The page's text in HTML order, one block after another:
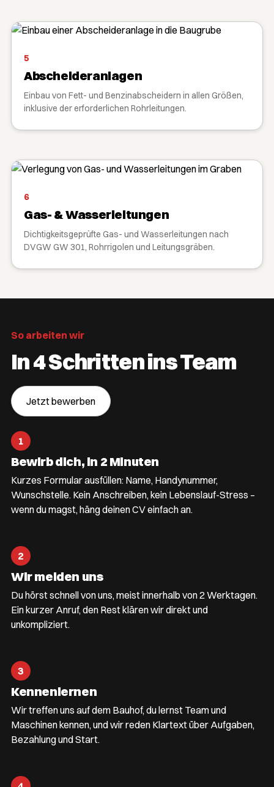
5
Abscheideranlagen
Einbau von Fett- und Benzinabscheidern in allen Größen,
inklusive der erforderlichen Rohrleitungen.
6
Gas- & Wasserleitungen
Dichtigkeitsgeprüfte Gas- und Wasserleitungen nach
DVGW GW 301, Rohrrigolen und Leitungsgräben.
So arbeiten wir
In 4 Schritten ins Team
Jetzt bewerben
1
Bewirb dich, in 2 Minuten
Kurzes Formular ausfüllen: Name, Handynummer,
Wunschstelle. Kein Anschreiben, kein Lebenslauf-Stress –
wenn du magst, häng deinen CV einfach an.
2
Wir melden uns
Du hörst schnell von uns, meist innerhalb von 2 Werktagen.
Ein kurzer Anruf, den Rest klären wir direkt und
unkompliziert.
3
Kennenlernen
Wir treffen uns auf dem Bauhof, du lernst Team und
Maschinen kennen, und wir reden Klartext über Aufgaben,
Bezahlung und Start.